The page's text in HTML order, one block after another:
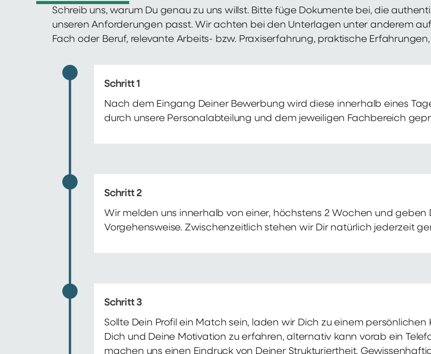
Schreib uns, warum Du genau zu uns willst. Bitte füge Dokumente bei, die
unseren Anforderungen passt. Wir achten bei den Unterlagen unter anderem
Fach oder Beruf, relevante Arbeits- bzw. Praxiserfahrung, praktische Erfahrungen,
Schritt 1
Nach dem Eingang Deiner Bewerbung wird diese innerhalb eines
durch unsere Personalabteilung und dem jeweiligen Fachbereich
Schritt 2
Wir melden uns innerhalb von einer, höchstens 2 Wochen und geben
Vorgehensweise. Zwischenzeitlich stehen wir Dir natürlich jederzeit
Schritt 3
Sollte Dein Profil ein Match sein, laden wir Dich zu einem
Dich und Deine Motivation zu erfahren, alternativ kann vorab ein
machen uns einen Eindruck von Deiner Strukturiertheit,